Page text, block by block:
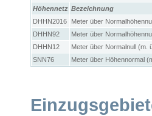
Höhennetz Bezeichnung
DHHN2016
Meter über
DHHN92
Meter über
DHHN12
Meter über Normalnull (m.
SNN76
Meter über Höhennormal